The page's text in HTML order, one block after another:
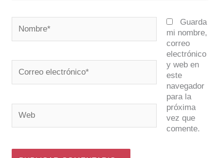
electrónico*
Guarda
mi nombre,
correo
electrónico
y web en
este
navegador
para la
próxima
vez que
comente.